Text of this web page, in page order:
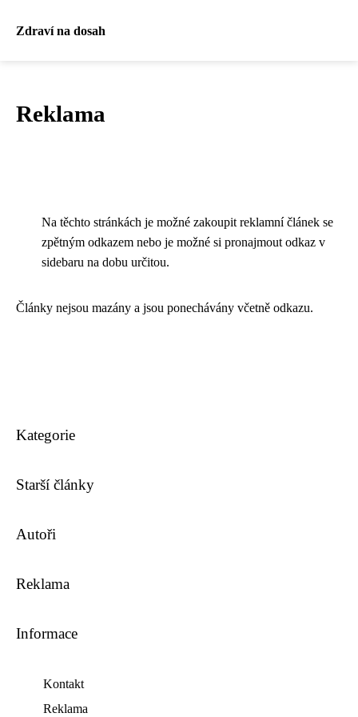
Zdraví na dosah
Reklama
Na těchto stránkách je možné zakoupit reklamní článek se
zpětným odkazem nebo je možné si pronajmout odkaz v
sidebaru na dobu určitou.
Články nejsou mazány a jsou ponechávány včetně odkazu.
Kategorie
Starší články
Autoři
Reklama
Informace
Kontakt
Reklama